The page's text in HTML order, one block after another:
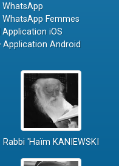
WhatsApp
WhatsApp Femmes
Application iOS
Application Android
Rabbi 'Haïm KANIEWSKI